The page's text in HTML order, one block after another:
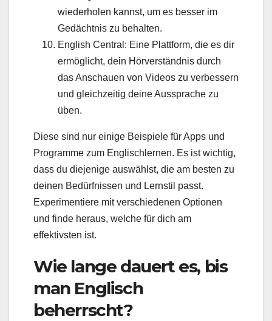
wiederholen kannst, um es besser im
Gedächtnis zu behalten.
English Central: Eine Plattform, die es dir
ermöglicht, dein Hörverständnis durch
das Anschauen von Videos zu verbessern
und gleichzeitig deine Aussprache zu
üben.
Diese sind nur einige Beispiele für Apps und
Programme zum Englischlernen. Es ist wichtig,
dass du diejenige auswählst, die am besten zu
deinen Bedürfnissen und Lernstil passt.
Experimentiere mit verschiedenen Optionen
und finde heraus, welche für dich am
effektivsten ist.
Wie lange dauert es, bis
man Englisch
beherrscht?